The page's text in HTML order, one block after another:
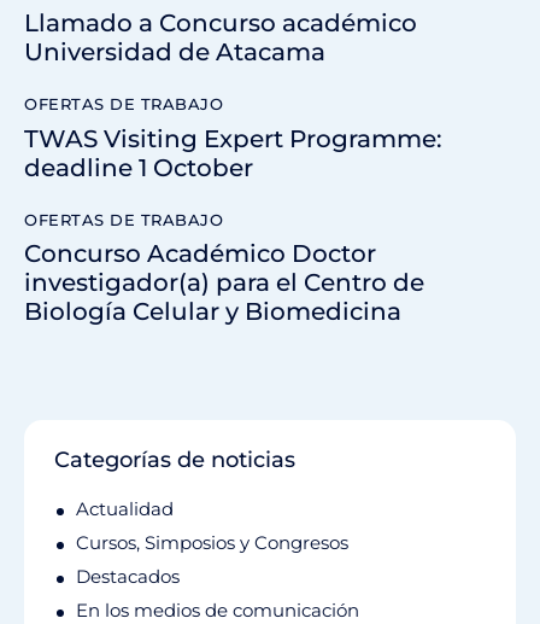
Llamado a Concurso académico
Universidad de Atacama
OFERTAS DE TRABAJO
TWAS Visiting Expert Programme:
deadline 1 October
OFERTAS DE TRABAJO
Concurso Académico Doctor
investigador(a) para el Centro de
Biología Celular y Biomedicina
Categorías de noticias
Actualidad
Cursos, Simposios y Congresos
Destacados
En los medios de comunicación